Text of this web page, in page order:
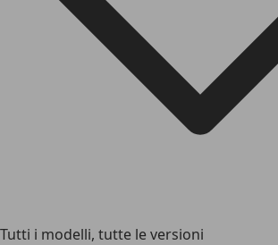
Tutti i modelli, tutte le versioni